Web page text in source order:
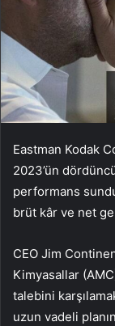
Eastman Kodak
2023’ün
performans
brüt kâr ve net
CEO Jim
Kimyasallar
talebini
uzun vadeli